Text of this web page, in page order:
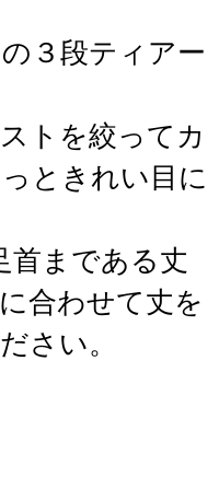
３段ティアー
トを絞ってカ
ときれい目に
首まである丈
合わせて丈を
さい。